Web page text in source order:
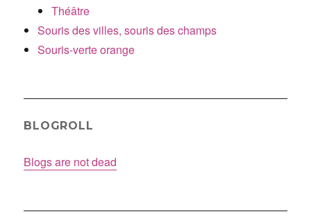
Théâtre
Souris des villes, souris des champs
Souris-verte orange
BLOGROLL
Blogs are not dead